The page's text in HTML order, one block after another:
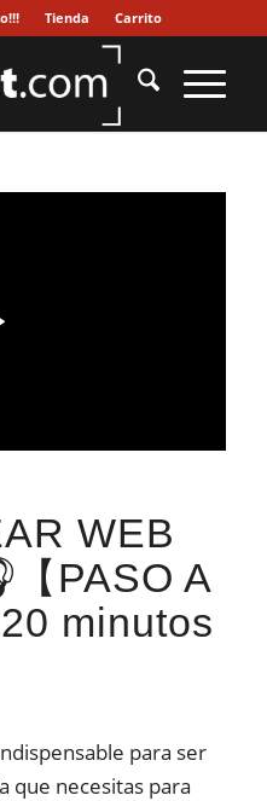
Tienda Carrito
WEB
PASO A
minutos
para ser
que necesitas para